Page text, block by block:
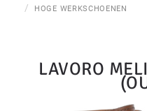
HOGE WERKSCHOENEN
LAVORO